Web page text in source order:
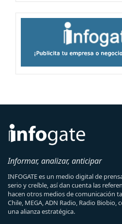
Informar, analizar, anticipar
INFOGATE es un medio digital de
serio y creíble, así dan cuenta las
hacen otros medios de comunicación
Chile, MEGA, ADN Radio, Radio
una alianza estratégica.